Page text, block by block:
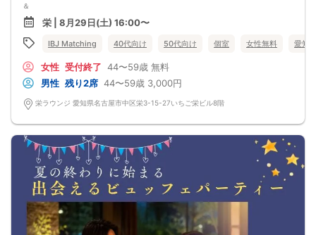
＆
紳士的な性格の男性
✓ 穏やかで余裕がある・おおらか
✓ 先回りした気配りができる・優しい
✓ レディファーストで大切にしてくれる
見た目も経済力も魅力が満載の男性と
出会えるかも＆hellip＆＆
プラチナ・プレミアム会員or
写真審査に合格した魅力的な女性
栄 | 8月29日(土) 16:00〜
IBJ Matching 40代向け 50代向け 個室 女性無料 愛知
女性 受付終了 44〜59歳 無料
男性 残り2席 44〜59歳 3,000円
栄ラウンジ 愛知県名古屋市中区栄3-15-27いちご栄ビル8階